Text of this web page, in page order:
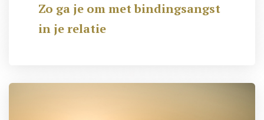
Zo ga je om met bindingsangst
in je relatie